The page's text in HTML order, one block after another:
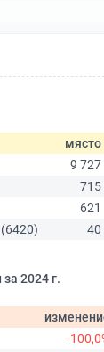
място
9 727
715
621
40
2024 г.
-